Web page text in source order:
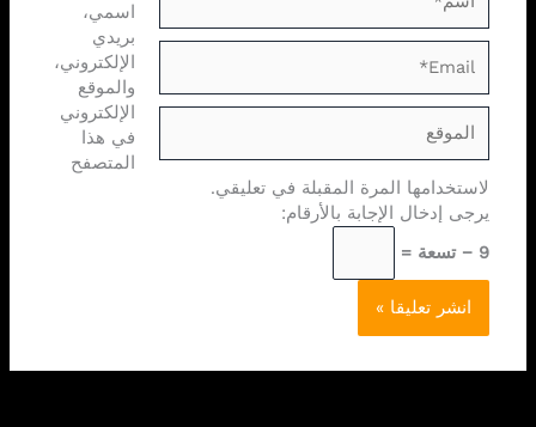
اسمي،
بريدي
الإلكتروني،
والموقع
الإلكتروني
في هذا
المتصفح
لاستخدامها المرة المقبلة في تعليقي.
يرجى إدخال الإجابة بالأرقام:
9 − تسعة =